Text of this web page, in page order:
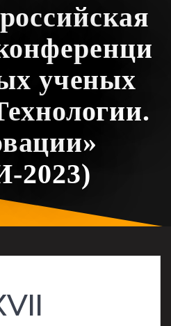
ученых
2023)